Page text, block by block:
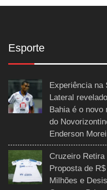
Esporte
Experiência na
Lateral
Bahia é o novo
do
Enderson
Cruzeiro Retira
Proposta de
Milhões e